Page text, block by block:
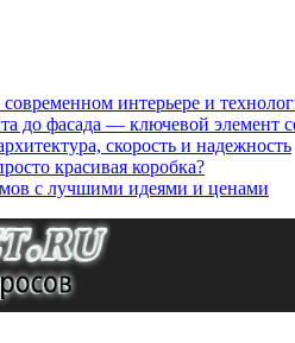
интерьере и
до фасада — ключевой элемент
скорость и надежность
красивая коробка?
с лучшими идеями и ценами